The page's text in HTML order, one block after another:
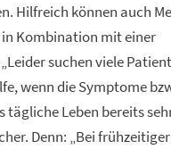
Hilfreich können auch
in Kombination mit einer
suchen viele
wenn die Symptome
tägliche Leben bereits
Denn: „Bei